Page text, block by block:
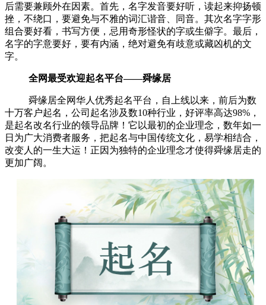
后需要兼顾外在因素。首先，名字发音要好听，读起来抑扬顿
挫，不绕口，要避免与不雅的词汇谐音、同音。其次名字字形
组合要好看，书写方便，忌用奇形怪状的字或生僻字。最后，
名字的字意要好，要有内涵，绝对避免有歧意或藏凶机的文
字。
全网最受欢迎起名平台——舜缘居
舜缘居全网华人优秀起名平台，自上线以来，前后为数
十万客户起名，公司起名涉及数10种行业，好评率高达98%，
是起名改名行业的领导品牌！它以最初的企业理念，数年如一
日为广大消费者服务，把起名与中国传统文化，易学相结合，
改变人的一生大运！正因为独特的企业理念才使得舜缘居走的
更加广阔。